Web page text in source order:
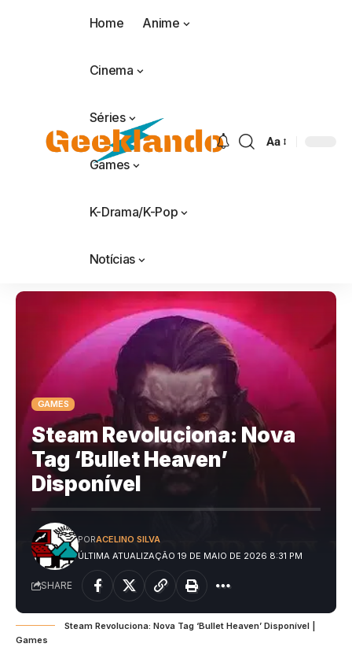
Home Anime
Cinema
Séries
Games
K-Drama/K-Pop
Notícias
Aa
GAMES
Steam Revoluciona: Nova
Tag ‘Bullet Heaven’
Disponível
ÚLTIMA ATUALIZAÇÃO 19 DE MAIO DE 2026 8:31 PM
PORACELINO SILVA
SHARE
Steam Revoluciona: Nova Tag ‘Bullet Heaven’ Disponível |
Games